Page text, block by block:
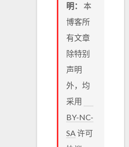
明： 本
博客所
有文章
除特别
声明
外，均
采用
BY-NC-
SA 许可